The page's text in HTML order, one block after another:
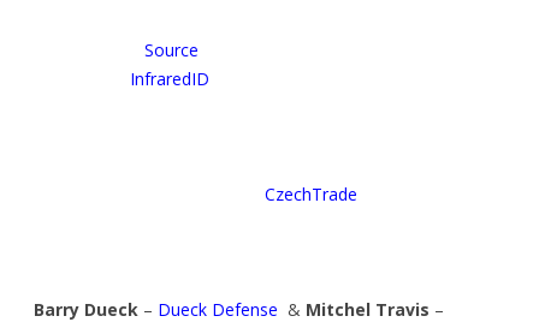
Source
InfraredID
CzechTrade
Barry Dueck – Dueck Defense & Mitchel Travis –